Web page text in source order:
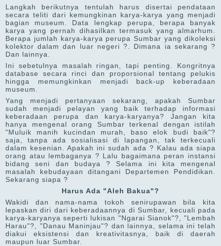
Langkah berikutnya tentulah harus disertai pendataan
secara teliti dari kemungkinan karya-karya yang menjadi
bagian museum. Data lengkap perupa, berapa banyak
karya yang pernah dihasilkan termasuk yang almarhum.
Berapa jumlah karya-karya perupa Sumbar yang dikoleksi
kolektor dalam dan luar negeri ?. Dimana ia sekarang ?
Dan lainnya.
Ini sebetulnya masalah ringan, tapi penting. Kongritnya
database secara rinci dan proporsional tentang pelukis
hingga memungkinkan menjadi back-up keberadaan
museum.
Yang menjadi pertanyaan sekarang, apakah Sumbar
sudah menjadi pelayan yang baik terhadap informasi
keberadaan perupa dan karya-karyanya? Jangan kita
hanya mengenal orang Sumbar terkenal dengan istilah
"Muluik manih kucindan murah, baso elok budi baik"?
saja, tanpa ada sosialisasi di lapangan, tak terkecuali
dalam kesenian. Apakah ini sudah ada ? Kalau ada siapa
orang atau lembaganya ? Lalu bagaimana peran instansi
bidang seni dan budaya ? Selama ini kita mengenal
masalah kebudayaan ditangani Departemen Pendidikan.
Sekarang siapa ?
Harus Ada "Aleh Bakua"?
Wakidi dan nama-nama tokoh senirupawan bila kita
lepaskan diri dari keberadaannya di Sumbar, kecuali pada
karya-karyanya seperti lukisan "Ngarai Sianok"?, "Lembah
Harau"?, "Danau Maninjau"? dan lainnya, selama ini telah
diakui eksistensi dan kreativitasnya, baik di daerah
maupun luar Sumbar.